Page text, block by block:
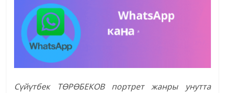
Сүйүтбек ТӨРӨБЕКОВ портрет жанры унутта